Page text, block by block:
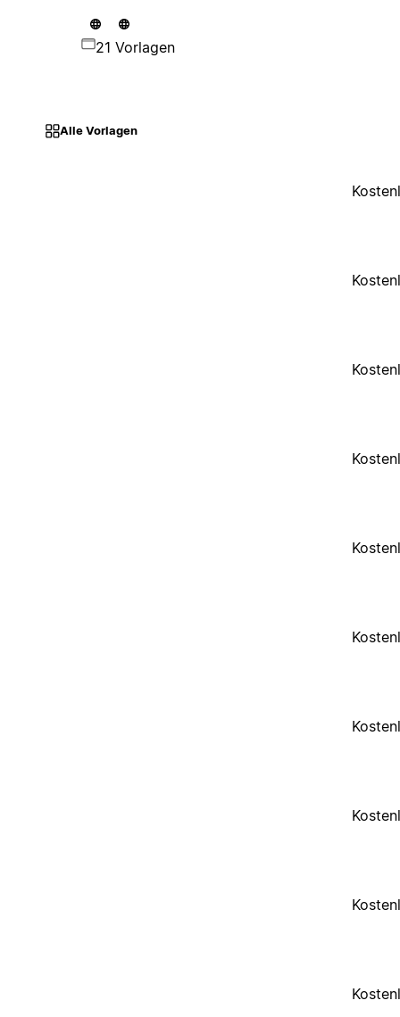
21 Vorlagen
Alle Vorlagen